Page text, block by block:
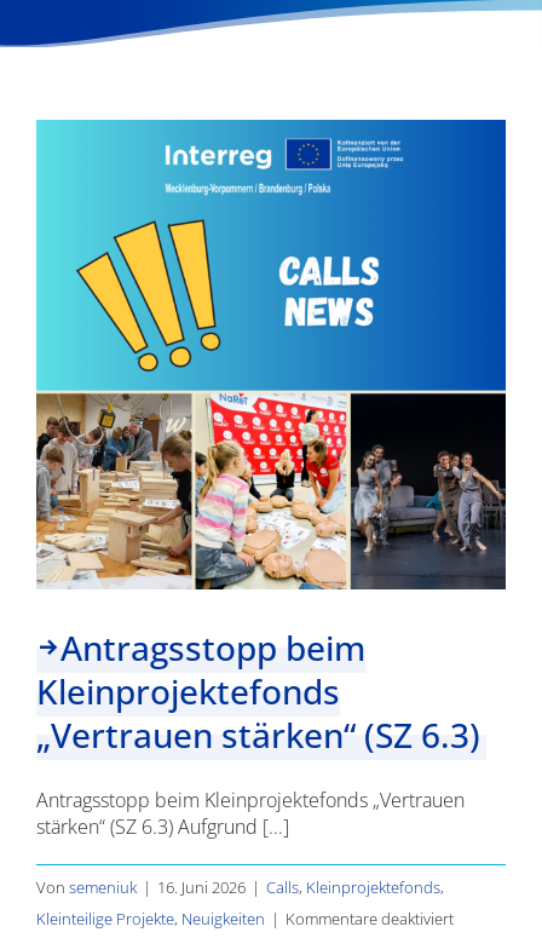
Antragsstopp beim
Kleinprojektefonds
„Vertrauen stärken“ (SZ 6.3)
Antragsstopp beim Kleinprojektefonds „Vertrauen
stärken“ (SZ 6.3) Aufgrund [...]
Von semeniuk | 16. Juni 2026 | Calls, Kleinprojektefonds,
Kleinteilige Projekte, Neuigkeiten | Kommentare deaktiviertfür